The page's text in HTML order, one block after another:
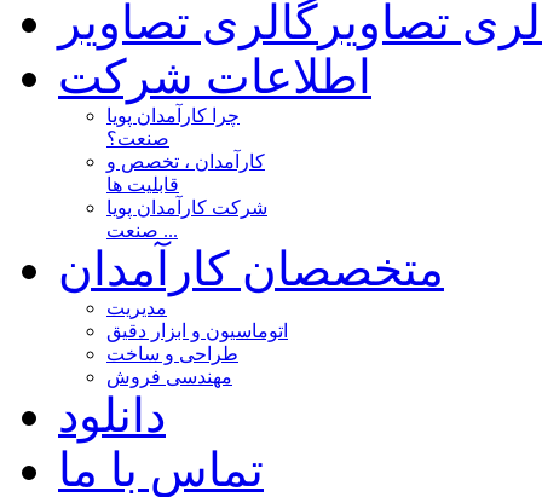
تصاویر گالری تصاویر
اطلاعات شرکت
چرا کارآمدان پویا
صنعت؟
کارآمدان ، تخصص و
قابلیت ها
شرکت کارآمدان پویا
صنعت ...
متخصصان کارآمدان
مدیریت
اتوماسیون و ابزار دقیق
طراحی و ساخت
مهندسی فروش
دانلود
تماس با ما